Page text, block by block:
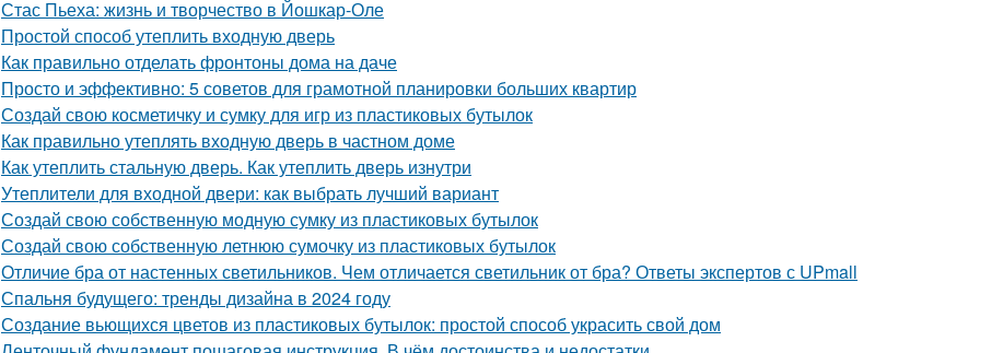
Стас Пьеха: жизнь и творчество в Йошкар-Оле
Простой способ утеплить входную дверь
Как правильно отделать фронтоны дома на даче
Просто и эффективно: 5 советов для грамотной планировки больших квартир
Создай свою косметичку и сумку для игр из пластиковых бутылок
Как правильно утеплять входную дверь в частном доме
Как утеплить стальную дверь. Как утеплить дверь изнутри
Утеплители для входной двери: как выбрать лучший вариант
Создай свою собственную модную сумку из пластиковых бутылок
Создай свою собственную летнюю сумочку из пластиковых бутылок
Отличие бра от настенных светильников. Чем отличается светильник от бра? Ответы экспертов с UPmall
Спальня будущего: тренды дизайна в 2024 году
Создание вьющихся цветов из пластиковых бутылок: простой способ украсить свой дом